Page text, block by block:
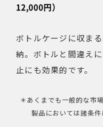
12,000円）
ボトルケージに収ま
納。ボトルと間違え
止にも効果的です。
＊あくまでも一般的な市
製品においては諸条